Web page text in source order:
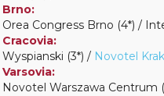
Brno:
Orea Congress Brno (4*) /
Cracovia:
Wyspianski (3*) / Novotel
Varsovia:
Novotel Warszawa Centrum